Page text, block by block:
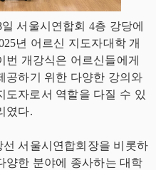
서울시연합회 4층 강당에
년 어르신 지도자대학 개
개강식은 어르신들에게
공하기 위한 다양한 강의와
도자로서 역할을 다질 수 있
였다.
서울시연합회장을 비롯하
양한 분야에 종사하는 대학